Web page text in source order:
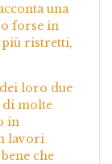
una
forse in
più ristretti,
loro due
di molte
in
lavori
che